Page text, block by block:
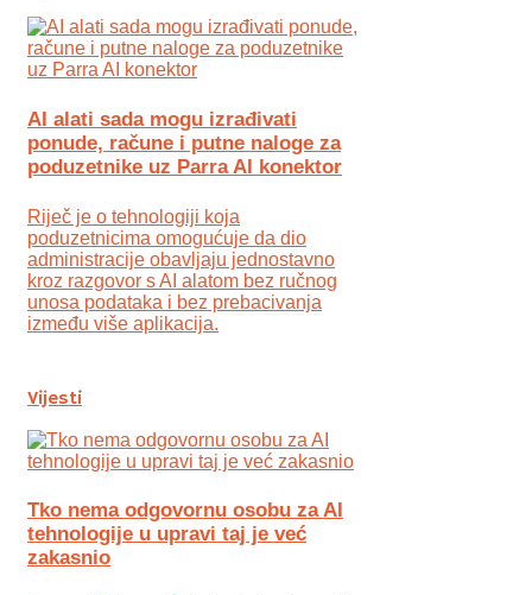
AI alati sada mogu izrađivati
ponude, račune i putne naloge za
poduzetnike uz Parra AI konektor
Riječ je o tehnologiji koja
poduzetnicima omogućuje da dio
administracije obavljaju jednostavno
kroz razgovor s AI alatom bez ručnog
unosa podataka i bez prebacivanja
između više aplikacija.
Vijesti
Tko nema odgovornu osobu za AI
tehnologije u upravi taj je već
zakasnio